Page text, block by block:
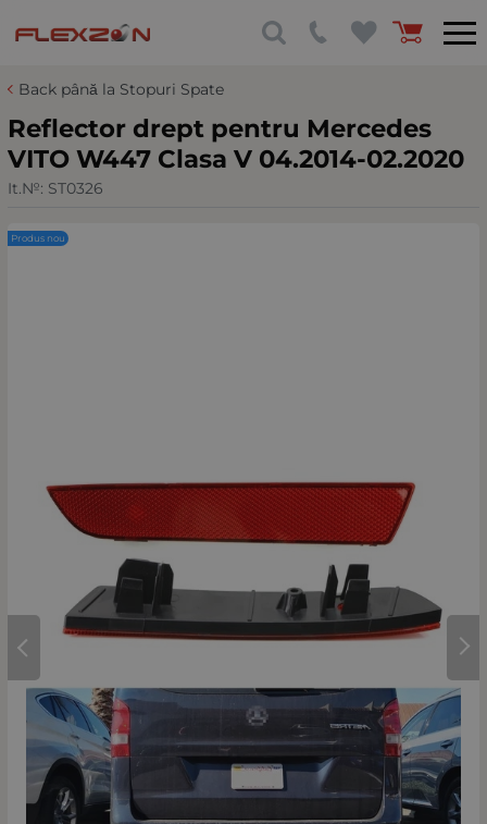
Back până la Stopuri Spate
Reflector drept pentru Mercedes
VITO W447 Clasa V 04.2014-02.2020
It.№: ST0326
Produs nou